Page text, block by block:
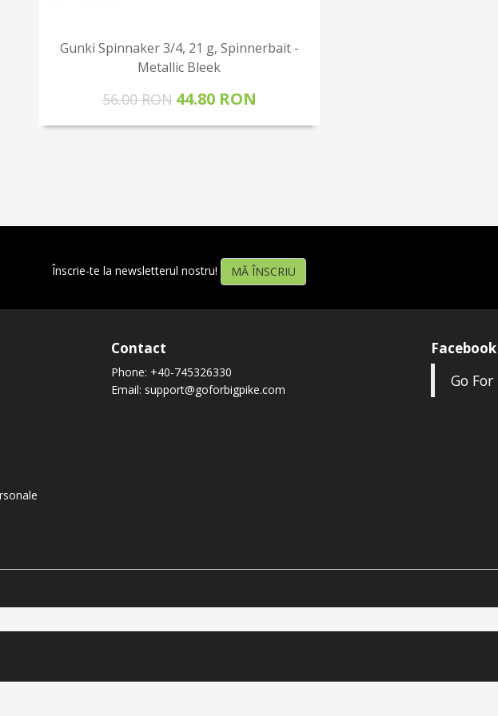
Gunki Spinnaker 3/4, 21 g, Spinnerbait -
Metallic Bleek
56.00 RON 44.80 RON
Înscrie-te la newsletterul nostru! MĂ ÎNSCRIU
Contact
Phone: +40-745326330
Email: support@goforbigpike.com
Facebook
Go